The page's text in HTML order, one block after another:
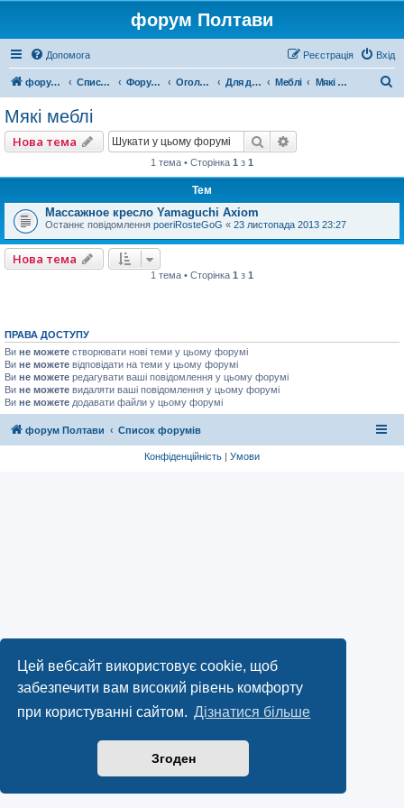
Цей вебсайт використовує cookie, щоб
забезпечити вам високий рівень комфорту
при користуванні сайтом. Дізнатися більше
Згоден
форум Полтави
Допомога Вхід
Реєстрація
форум Полтави Список форумів Форум міста Полтава Оголошення міста Полтава Для домашнього комфорту Меблі Мякі меблі
Мякі меблі
Нова тема Пошук
1 тема • Сторінка 1 з 1
Тем
Массажное кресло Yamaguchi Axiom
Останнє повідомлення poeriRosteGoG « 23 листопада 2013 23:27
Нова тема
1 тема • Сторінка 1 з 1
ПРАВА ДОСТУПУ
Ви не можете створювати нові теми у цьому форумі
Ви не можете відповідати на теми у цьому форумі
Ви не можете редагувати ваші повідомлення у цьому форумі
Ви не можете видаляти ваші повідомлення у цьому форумі
Ви не можете додавати файли у цьому форумі
форум Полтави Список форумів
Конфіденційність | Умови